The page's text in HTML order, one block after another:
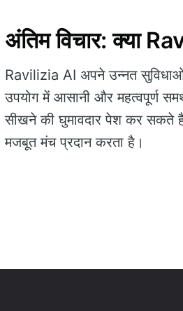
अंतिम विचार: क्या
Ravilizia AI अपने उन्नत सुविधाओं
उपयोग में आसानी और महत्वपूर्ण
सीखने की घुमावदार पेश कर सकते
मजबूत मंच प्रदान करता है।